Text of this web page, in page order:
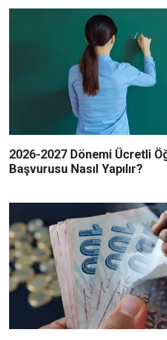
2026-2027 Dönemi Ücretli
Başvurusu Nasıl Yapılır?